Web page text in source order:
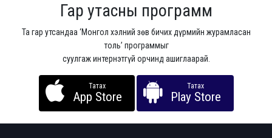
Гар утасны программ
Та гар утсандаа ‘Монгол хэлний зөв бичих дүрмийн журамласан
толь’ программыг
суулгаж интернэтгүй орчинд ашиглаарай.
Татах
App Store
Татах
Play Store